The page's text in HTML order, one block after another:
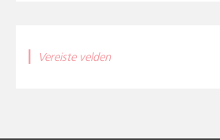
Vereiste velden